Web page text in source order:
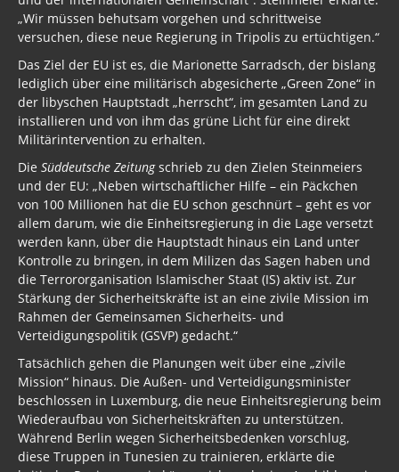
„Wir müssen behutsam vorgehen und schrittweise
versuchen, diese neue Regierung in Tripolis zu ertüchtigen.“
Das Ziel der EU ist es, die Marionette Sarradsch, der bislang
lediglich über eine militärisch abgesicherte „Green Zone“ in
der libyschen Hauptstadt „herrscht“, im gesamten Land zu
installieren und von ihm das grüne Licht für eine direkt
Militärintervention zu erhalten.
Die Süddeutsche Zeitungschrieb zu den Zielen Steinmeiers
und der EU: „Neben wirtschaftlicher Hilfe – ein Päckchen
von 100 Millionen hat die EU schon geschnürt – geht es vor
allem darum, wie die Einheitsregierung in die Lage versetzt
werden kann, über die Hauptstadt hinaus ein Land unter
Kontrolle zu bringen, in dem Milizen das Sagen haben und
die Terrororganisation Islamischer Staat (IS) aktiv ist. Zur
Stärkung der Sicherheitskräfte ist an eine zivile Mission im
Rahmen der Gemeinsamen Sicherheits- und
Verteidigungspolitik (GSVP) gedacht.“
Tatsächlich gehen die Planungen weit über eine „zivile
Mission“ hinaus. Die Außen- und Verteidigungsminister
beschlossen in Luxemburg, die neue Einheitsregierung beim
Wiederaufbau von Sicherheitskräften zu unterstützen.
Während Berlin wegen Sicherheitsbedenken vorschlug,
diese Truppen in Tunesien zu trainieren, erklärte die